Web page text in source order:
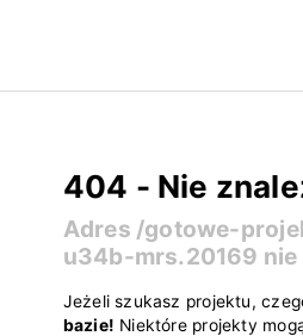
404 - Nie
Adres /gotowe-
u34b-mrs.20169 nie
Jeżeli szukasz projektu,
bazie! Niektóre projekty